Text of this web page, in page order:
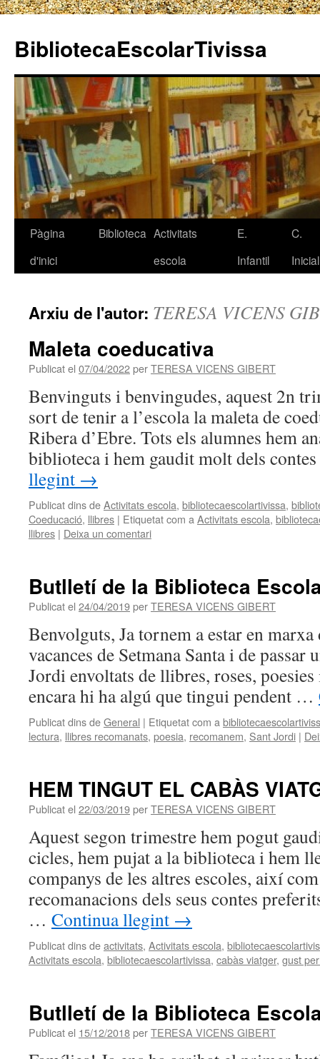
BibliotecaEscolarTivissa
Vés
Pàgina
d'inici
Biblioteca Activitats
escola
E.
Infantil
C.
Inicial
Arxiu de l'autor: TERESA VICENS
Maleta coeducativa
Publicat el 07/04/2022perTERESA VICENS GIBERT
Benvinguts i benvingudes, aquest 2n
sort de tenir a l’escola la maleta de
Ribera d’Ebre. Tots els alumnes hem
biblioteca i hem gaudit molt dels
llegint →
Publicat dins deActivitats escola, bibliotecaescolartivissa,
Coeducació, llibres | Etiquetat com a Activitats escola,
llibres | Deixa un comentari
Butlletí de la Biblioteca
Publicat el 24/04/2019perTERESA VICENS GIBERT
Benvolguts, Ja tornem a estar en marxa
vacances de Setmana Santa i de passar
Jordi envoltats de llibres, roses,
encara hi ha algú que tingui pendent …
Publicat dins deGeneral | Etiquetat com a
lectura, llibres recomanats, poesia, recomanem, Sant Jordi |
HEM TINGUT EL CABÀS
Publicat el 22/03/2019perTERESA VICENS GIBERT
Aquest segon trimestre hem pogut
cicles, hem pujat a la biblioteca i hem
companys de les altres escoles, així
recomanacions dels seus contes
… Continua llegint →
Publicat dins deactivitats, Activitats escola,
Activitats escola, bibliotecaescolartivissa, cabàs viatger, gust
Butlletí de la Biblioteca
Publicat el 15/12/2018perTERESA VICENS GIBERT